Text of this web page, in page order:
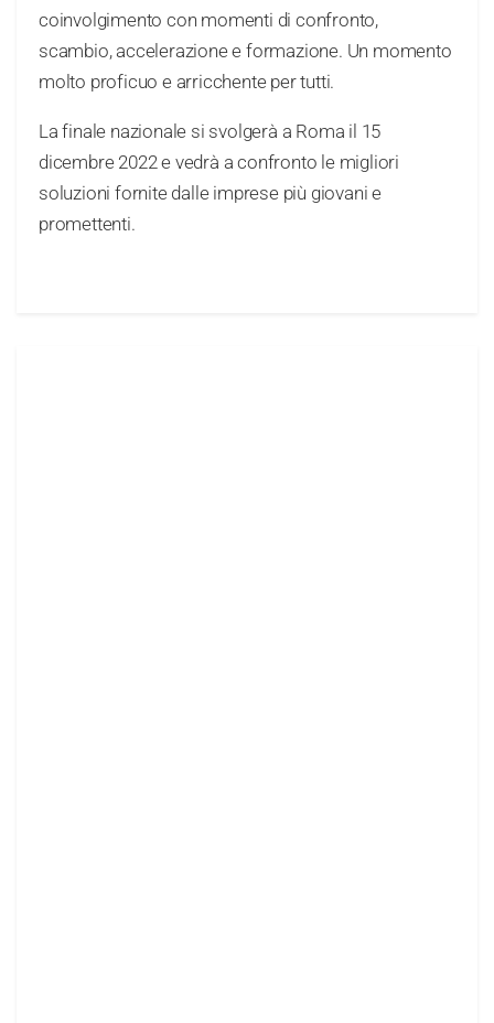
coinvolgimento con momenti di confronto,
scambio, accelerazione e formazione. Un momento
molto proficuo e arricchente per tutti.
La finale nazionale si svolgerà a Roma il 15
dicembre 2022 e vedrà a confronto le migliori
soluzioni fornite dalle imprese più giovani e
promettenti.